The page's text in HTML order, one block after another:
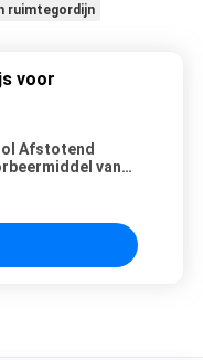
ruimtegordijn
voor
Afstotend
van